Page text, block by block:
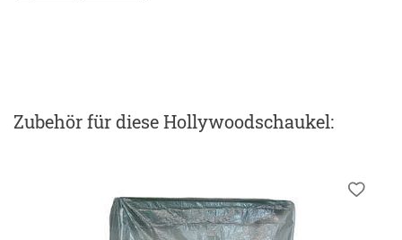
Zubehörfür diese Hollywoodschaukel: